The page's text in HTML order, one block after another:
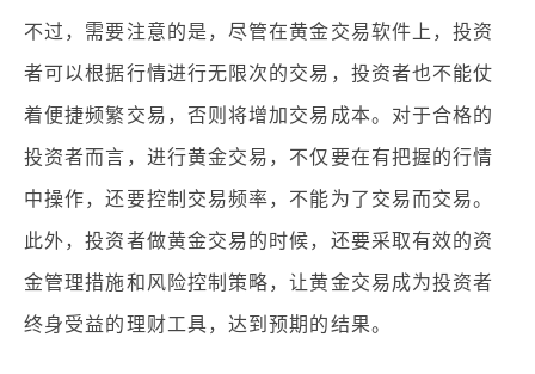
不过，需要注意的是，尽管在黄金交易软件上，投资
者可以根据行情进行无限次的交易，投资者也不能仗
着便捷频繁交易，否则将增加交易成本。对于合格的
投资者而言，进行黄金交易，不仅要在有把握的行情
中操作，还要控制交易频率，不能为了交易而交易。
此外，投资者做黄金交易的时候，还要采取有效的资
金管理措施和风险控制策略，让黄金交易成为投资者
终身受益的理财工具，达到预期的结果。